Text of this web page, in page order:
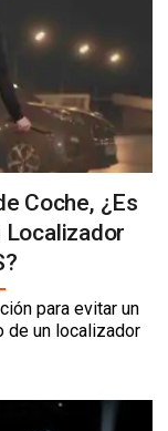
Coche, ¿Es
Localizador
para evitar un
de un localizador